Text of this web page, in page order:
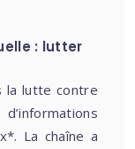
: lutter
la lutte contre
La chaîne a